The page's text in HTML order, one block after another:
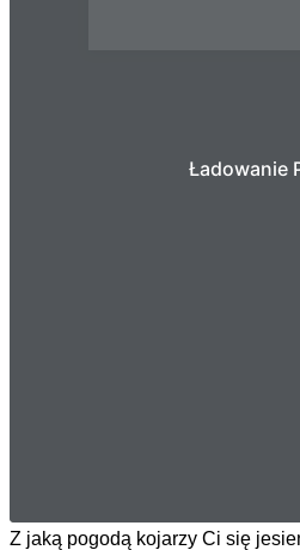
Ładowanie
Z jaką pogodą kojarzy Ci się